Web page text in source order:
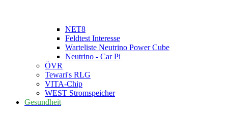
NET8
Feldtest Interesse
Warteliste Neutrino Power Cube
Neutrino - Car Pi
ÖVR
Tewari's RLG
VITA-Chip
WEST Stromspeicher
Gesundheit